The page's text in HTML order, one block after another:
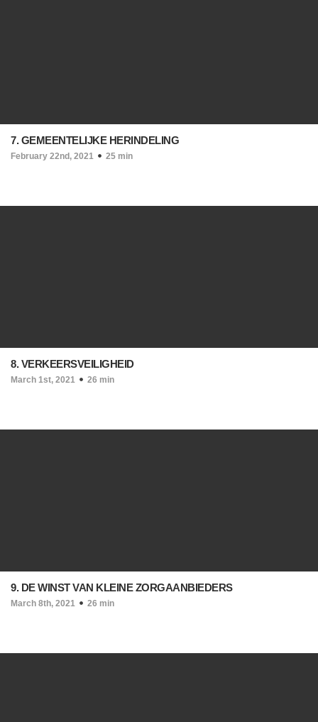
7. GEMEENTELIJKE HERINDELING
February 22nd, 2021 25 min
8. VERKEERSVEILIGHEID
March 1st, 2021 26 min
9. DE WINST VAN KLEINE ZORGAANBIEDERS
March 8th, 2021 26 min